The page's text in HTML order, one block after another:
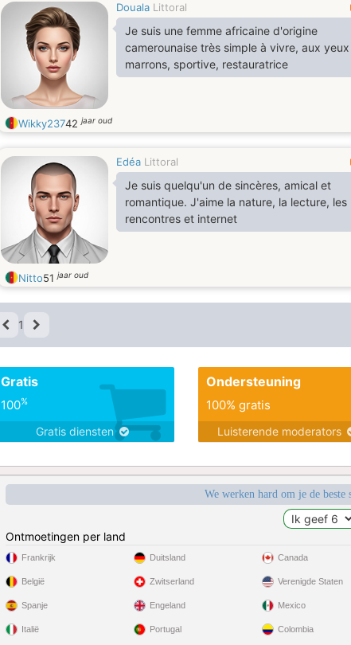
Douala Littoral
Je suis une femme africaine d'origine
camerounaise très simple à vivre, aux yeux
marrons, sportive, restauratrice
Wikky23742jaar oud
Edéa Littoral
Je suis quelqu'un de sincères, amical et
romantique. J'aime la nature, la lecture, les
rencontres et internet
Nitto51jaar oud
1
Gratis
100%
Gratis diensten
Ondersteuning
100% gratis
Luisterende moderators
We werken hard om je de beste
Ontmoetingen per land
Frankrijk
België
Spanje
Italië
Duitsland
Zwitserland
Engeland
Portugal
Canada
Verenigde Staten
Mexico
Colombia